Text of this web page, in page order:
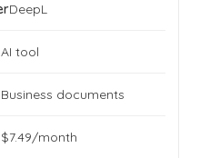
DeepL
AI tool
Business documents
$7.49/month